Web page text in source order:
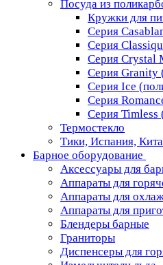
Посуда из
Кружки для
Серия
Серия
Серия Crystal
Серия Granity
Серия Ice
Серия
Серия Timless
Термостекло
Тики, Испания,
Барное оборудование
Аксессуары для
Аппараты для
Аппараты для
Аппараты для
Блендеры барные
Граниторы
Диспенсеры для